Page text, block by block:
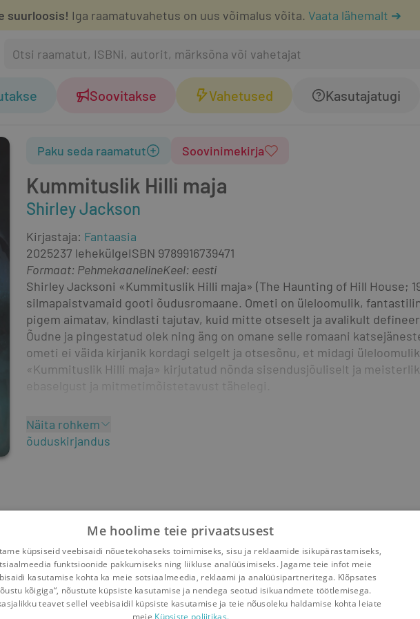
suurloosis! Iga raamatuvahetus on uus võimalus võita. Vaata lähemalt ➔
Soovitakse Vahetused Kasutajatugi
Kummituslik Hilli maja
Shirley Jackson
Paku seda raamatut Soovinimekirja
Kirjastaja: Fantaasia
2025237 lehekülgeISBN 9789916739471
Formaat: PehmekaanelineKeel: eesti
Shirley Jacksoni «Kummituslik Hilli maja» (The Haunting of Hill House;
silmapaistvamaid gooti õudusromaane. Ometi on üleloomulik,
pigem aimatav, kindlasti tajutav, kuid mitte otseselt ja avalikult
Õudne ja pingestatud olek ning äng on omane selle romaani
ometi ei väida kirjanik kordagi selgelt ja otsesõnu, et midagi
«Kummituslik Hilli maja» kirjutatud nõnda sisendusjõuliselt ja
Näita rohkem
õuduskirjandus
Me hoolime teie privaatsusest
küpsiseid veebisaidi nõuetekohaseks toimimiseks, sisu ja reklaamide isikupärastamiseks,
funktsioonide pakkumiseks ning liikluse analüüsimiseks. Jagame teie infot meie
kasutamise kohta ka meie sotsiaalmeedia, reklaami ja analüüsipartneritega. Klõpsates
kõigiga“, nõustute küpsiste kasutamise ja nendega seotud isikuandmete töötlemisega.
teavet sellel veebisaidil küpsiste kasutamise ja teie nõusoleku haldamise kohta leiate
meie Küpsiste poliitikas.